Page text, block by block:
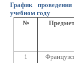
График
учебном году
№
1